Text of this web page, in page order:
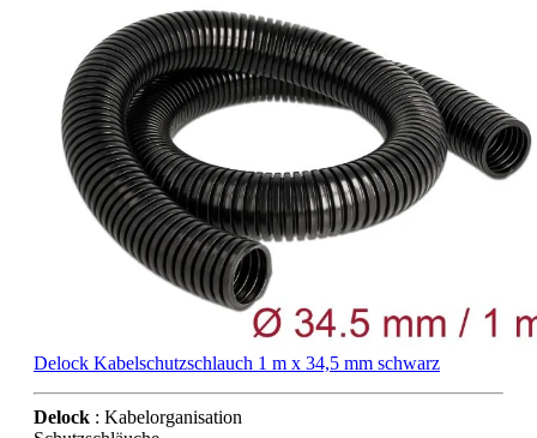
Delock Kabelschutzschlauch 1 m x 34,5 mm schwarz
Delock : Kabelorganisation